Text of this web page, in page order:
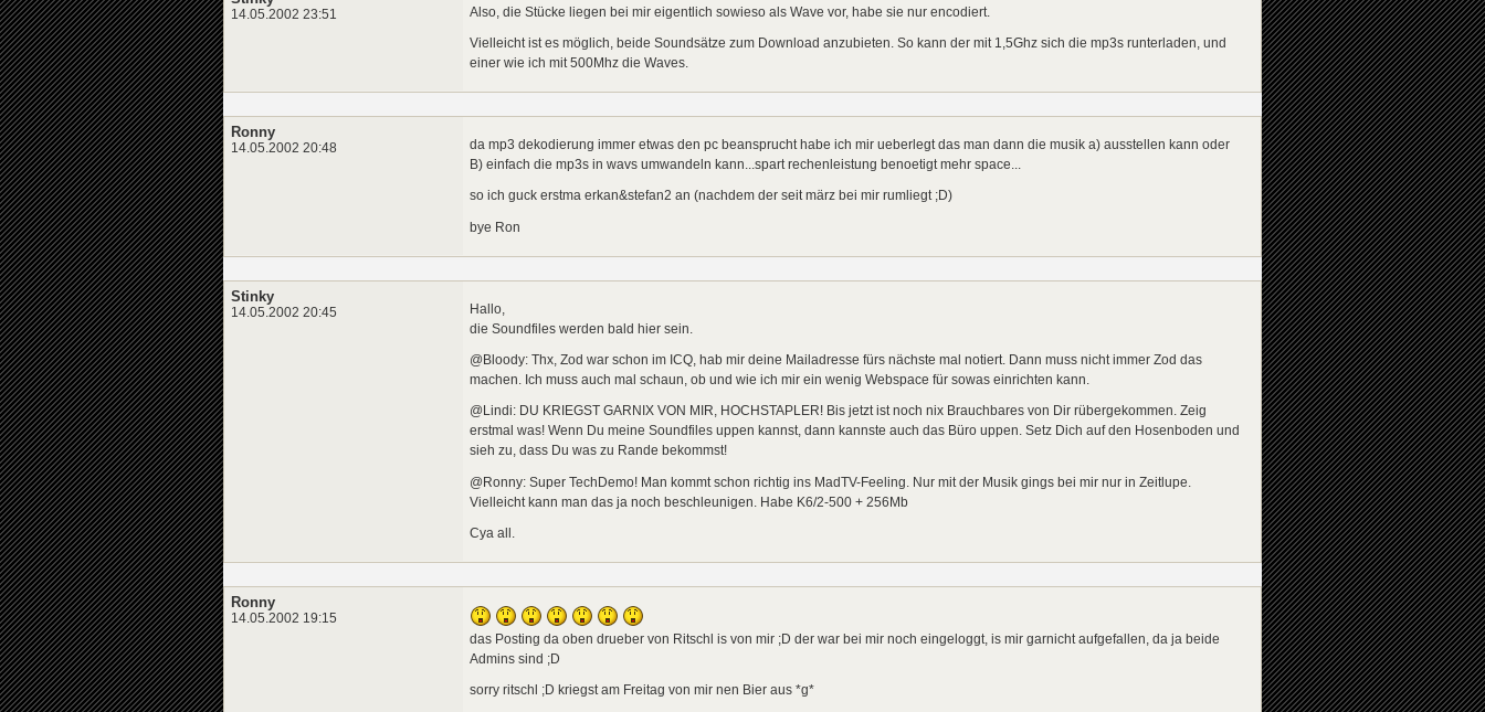
14.05.2002 23:51 Also, die Stücke liegen bei mir eigentlich sowieso als Wave vor, habe sie nur encodiert.
Vielleicht ist es möglich, beide Soundsätze zum Download anzubieten. So kann der mit 1,5Ghz sich die mp3s runterladen, und
einer wie ich mit 500Mhz die Waves.
Ronny
14.05.2002 20:48
da mp3 dekodierung immer etwas den pc beansprucht habe ich mir ueberlegt das man dann die musik a) ausstellen kann oder
B) einfach die mp3s in wavs umwandeln kann...spart rechenleistung benoetigt mehr space...
so ich guck erstma erkan&stefan2 an (nachdem der seit märz bei mir rumliegt ;D)
bye Ron
Stinky
14.05.2002 20:45
Hallo,
die Soundfiles werden bald hier sein.
@Bloody: Thx, Zod war schon im ICQ, hab mir deine Mailadresse fürs nächste mal notiert. Dann muss nicht immer Zod das
machen. Ich muss auch mal schaun, ob und wie ich mir ein wenig Webspace für sowas einrichten kann.
@Lindi: DU KRIEGST GARNIX VON MIR, HOCHSTAPLER! Bis jetzt ist noch nix Brauchbares von Dir rübergekommen. Zeig
erstmal was! Wenn Du meine Soundfiles uppen kannst, dann kannste auch das Büro uppen. Setz Dich auf den Hosenboden und
sieh zu, dass Du was zu Rande bekommst!
@Ronny: Super TechDemo! Man kommt schon richtig ins MadTV-Feeling. Nur mit der Musik gings bei mir nur in Zeitlupe.
Vielleicht kann man das ja noch beschleunigen. Habe K6/2-500 + 256Mb
Cya all.
Ronny
14.05.2002 19:15
das Posting da oben drueber von Ritschl is von mir ;D der war bei mir noch eingeloggt, is mir garnicht aufgefallen, da ja beide
Admins sind ;D
sorry ritschl ;D kriegst am Freitag von mir nen Bier aus *g*